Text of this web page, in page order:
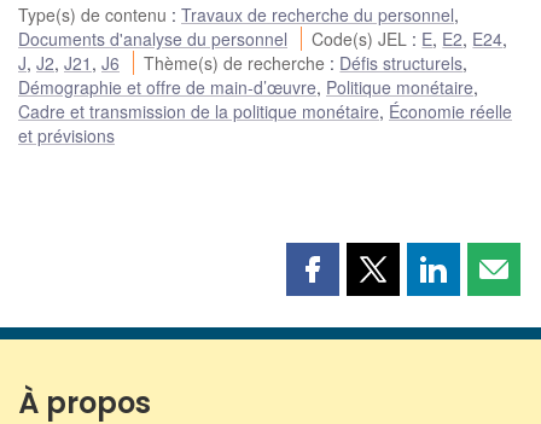
Type(s) de contenu : Travaux de recherche du personnel,
Documents d'analyse du personnel
Code(s) JEL : E, E2, E24,
J, J2, J21 , J6 Thème(s) de recherche : Défis structurels,
Démographie et offre de main-d’œuvre, Politique monétaire,
Cadre et transmission de la politique monétaire, Économie réelle
et prévisions
Partager
page
Partager
page
Partager
page page
À propos